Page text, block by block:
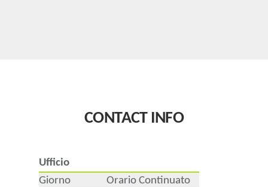
CONTACT INFO
Ufficio
Giorno
Orario Continuato